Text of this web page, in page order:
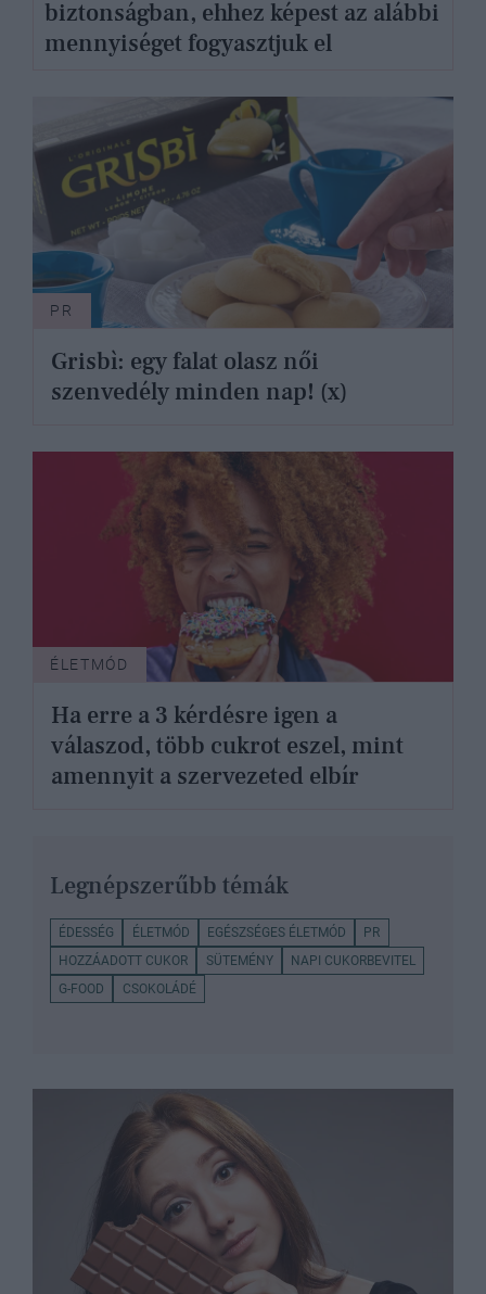
biztonságban, ehhez képest az alábbi
mennyiséget fogyasztjuk el
PR
Grisbì: egy falat olasz női
szenvedély minden nap! (x)
ÉLETMÓD
Ha erre a 3 kérdésre igen a
válaszod, több cukrot eszel, mint
amennyit a szervezeted elbír
Legnépszerűbb témák
ÉDESSÉG ÉLETMÓD EGÉSZSÉGES ÉLETMÓD
PR
HOZZÁADOTT CUKOR
SÜTEMÉNY
NAPI CUKORBEVITEL
G-FOOD
CSOKOLÁDÉ